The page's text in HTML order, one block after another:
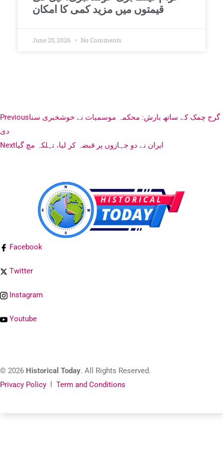
قیمتوں میں مزید کمی کا امکان
June 25, 2026 No Comments
Previousگرج چمک کے ساتھ بارش: محکمہ موسمیات نے خوشخبری سنا
دی
Nextایران نے دو جہازوں پر قبضہ کر لیا، تہلکہ مچ گیا
Facebook
Twitter
Instagram
Youtube
© 2026 Historical Today. All Rights Reserved.
Privacy Policy
Term and Conditions